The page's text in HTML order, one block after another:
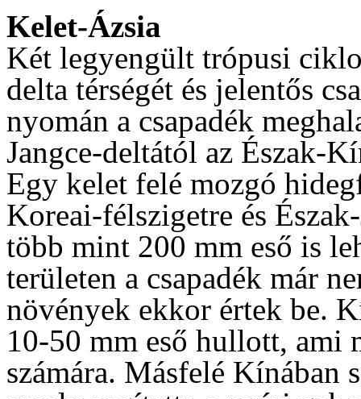
Kelet-Ázsia
Két legyengült trópusi
delta térségét és jelentős
nyomán a csapadék
Jangce-deltától az Észak-
Egy kelet felé mozgó
Koreai-félszigetre és
több mint 200 mm eső is
területen a csapadék már
növények ekkor értek be.
10-50 mm eső hullott, ami
számára. Másfelé Kínában